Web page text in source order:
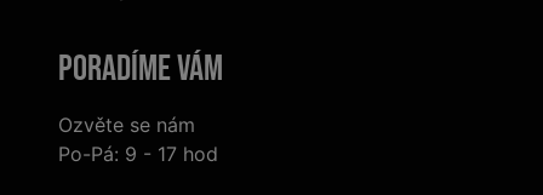
Poradíme Vám
Ozvěte se nám
Po-Pá: 9 - 17 hod